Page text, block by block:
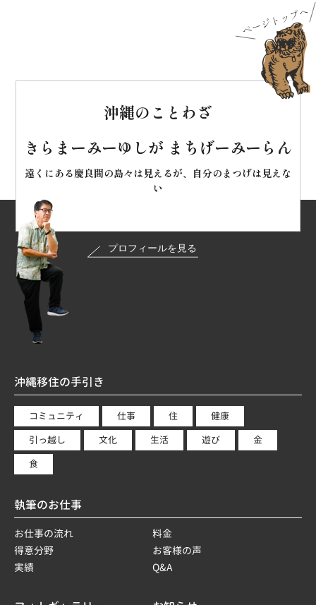
沖縄のことわざ
きらまーみーゆしが まちげーみーらん
遠くにある慶良間の島々は見えるが、自分のまつげは見えな
い
沖縄移住の手引き
コミュニティ 仕事 住
健康
引っ越し
文化 生活 遊び
金
食
執筆のお仕事
お仕事の流れ
料金
得意分野
お客様の声
実績
Q&A